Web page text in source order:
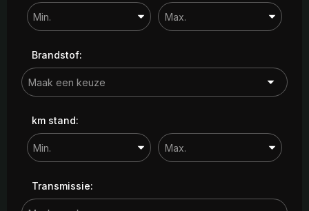
Brandstof:
km stand:
Transmissie: